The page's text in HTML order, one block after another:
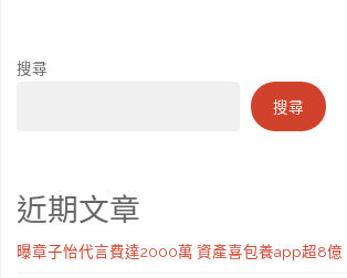
搜尋
搜尋
近期文章
曝章子怡代言費達2000萬 資產喜包養app超8億